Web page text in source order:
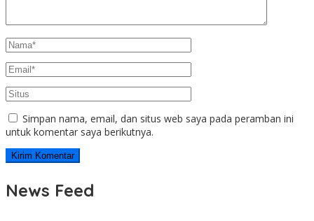
Simpan nama, email, dan situs web saya pada peramban ini
untuk komentar saya berikutnya.
News Feed